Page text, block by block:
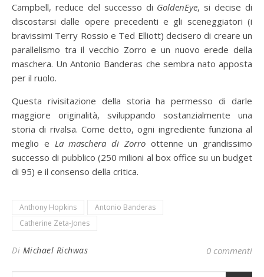
Campbell, reduce del successo di GoldenEye, si decise di
discostarsi dalle opere precedenti e gli sceneggiatori (i
bravissimi Terry Rossio e Ted Elliott) decisero di creare un
parallelismo tra il vecchio Zorro e un nuovo erede della
maschera. Un Antonio Banderas che sembra nato apposta
per il ruolo.
Questa rivisitazione della storia ha permesso di darle
maggiore originalità, sviluppando sostanzialmente una
storia di rivalsa. Come detto, ogni ingrediente funziona al
meglio e La maschera di Zorro ottenne un grandissimo
successo di pubblico (250 milioni al box office su un budget
di 95) e il consenso della critica.
Anthony Hopkins
Antonio Banderas
Catherine Zeta-Jones
Di Michael Richwas 0 commenti